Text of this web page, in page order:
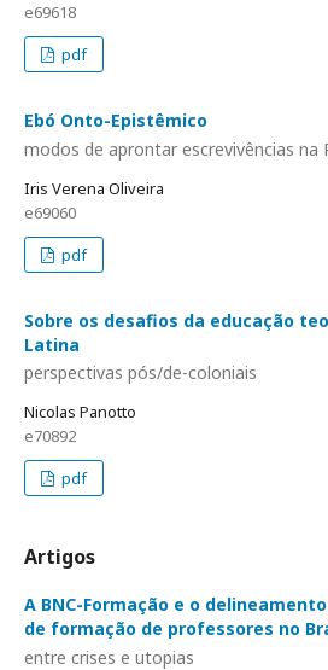
e69618
pdf
Ebó Onto-Epistêmico
modos de aprontar escrevivências na
Iris Verena Oliveira
e69060
pdf
Sobre os desafios da educação
Latina
perspectivas pós/de-coloniais
Nicolas Panotto
e70892
pdf
Artigos
A BNC-Formação e o
de formação de professores no
entre crises e utopias